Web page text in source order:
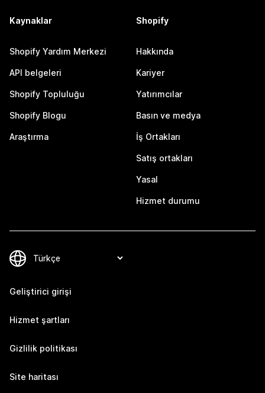
Kaynaklar
Shopify Yardım Merkezi
API belgeleri
Shopify Topluluğu
Shopify Blogu
Araştırma
Shopify
Hakkında
Kariyer
Yatırımcılar
Basın ve medya
İş Ortakları
Satış ortakları
Yasal
Hizmet durumu
Geliştirici girişi
Hizmet şartları
Gizlilik politikası
Site haritası